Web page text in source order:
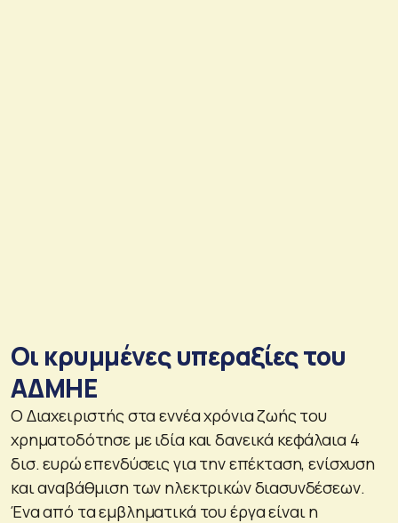
Οι κρυμμένες υπεραξίες του
ΑΔΜΗΕ
Ο Διαχειριστής στα εννέα χρόνια ζωής του
χρηματοδότησε με ιδία και δανεικά κεφάλαια 4
δισ. ευρώ επενδύσεις για την επέκταση, ενίσχυση
και αναβάθμιση των ηλεκτρικών διασυνδέσεων.
Ένα από τα εμβληματικά του έργα είναι η